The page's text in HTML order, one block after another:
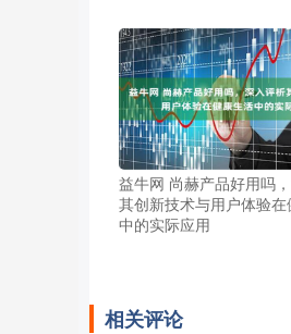
益牛网 尚赫产品好用吗
其创新技术与用户体验
中的实际应用
相关评论